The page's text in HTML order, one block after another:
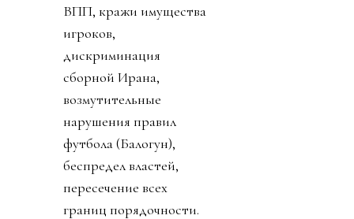
ВПП, кражи имущества
игроков,
дискриминация
сборной Ирана,
возмутительные
нарушения правил
футбола (Балогун),
беспредел властей,
пересечение всех
границ порядочности.